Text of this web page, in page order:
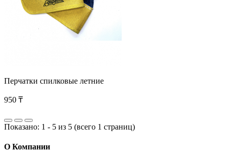
Перчатки спилковые летние
950 ₸
Показано: 1 - 5 из 5 (всего 1 страниц)
О Компании